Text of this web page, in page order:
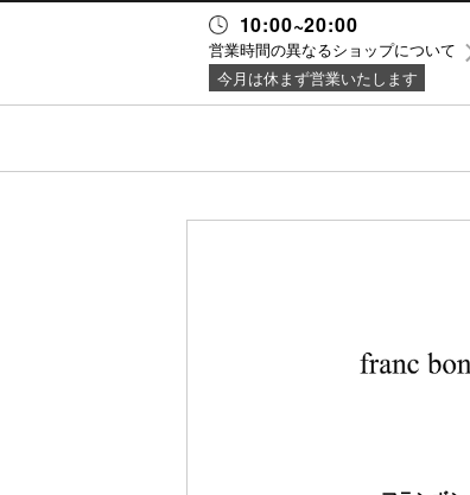
10:00~20:00
営業時間の異なるショップについて
今月は休まず営業いたします